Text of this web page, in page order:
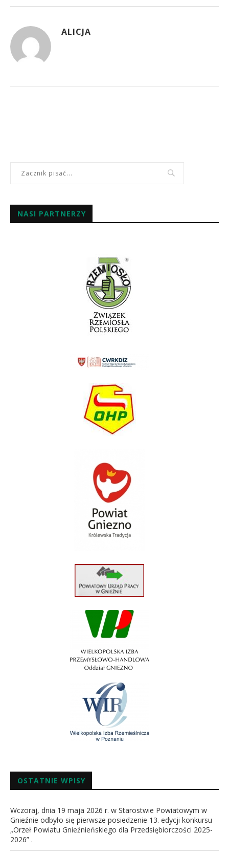
ALICJA
NASI PARTNERZY
OSTATNIE WPISY
Wczoraj, dnia 19 maja 2026 r. w Starostwie Powiatowym w
Gnieźnie odbyło się pierwsze posiedzenie 13. edycji konkursu
„Orzeł Powiatu Gnieźnieńskiego dla Przedsiębiorczości 2025-
2026” .